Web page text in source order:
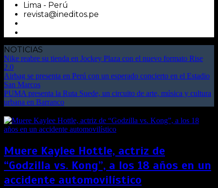
Lima - Perú
revista@ineditos.pe
NOTICIAS
Nike reabre su tienda en Jockey Plaza con el nuevo formato Rise
2.0
Airbag se presenta en Perú con un esperado concierto en el Estadio
San Marcos
PUMA presenta la Ruta Suede, un circuito de arte, música y cultura
urbana en Barranco
Muere Kaylee Hottle, actriz de
“Godzilla vs. Kong”, a los 18 años en un
accidente automovilístico